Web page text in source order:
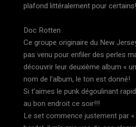
plafond littéralement pour certains!
Doc Rotten
Ce groupe originaire du New
pas venu pour enfiler des perles
découvrir leur deuxième album «
nom de l’album, le ton est donné!
Si t’aimes le punk dégoulinant
au bon endroit ce soir!!!
Le set commence justement par